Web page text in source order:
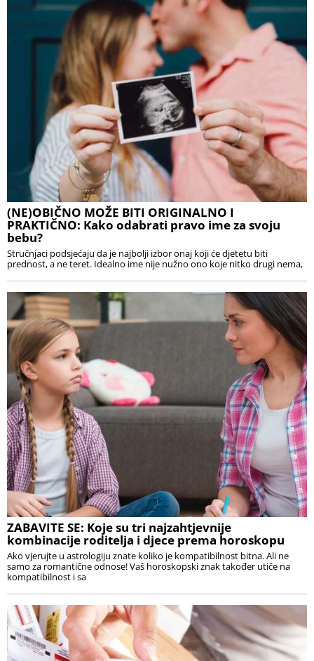
(NE)OBIČNO MOŽE BITI ORIGINALNO I
PRAKTIČNO: Kako odabrati pravo ime za svoju
bebu?
Stručnjaci podsjećaju da je najbolji izbor onaj koji će djetetu biti
prednost, a ne teret. Idealno ime nije nužno ono koje nitko drugi nema,
ZABAVITE SE: Koje su tri najzahtjevnije
kombinacije roditelja i djece prema horoskopu
Ako vjerujte u astrologiju znate koliko je kompatibilnost bitna. Ali ne
samo za romantične odnose! Vaš horoskopski znak također utiče na
kompatibilnost i sa